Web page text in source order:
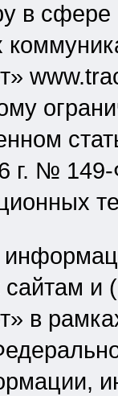
в
г. №
сайтам и
в